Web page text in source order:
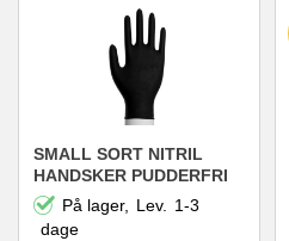
SMALL SORT NITRIL
HANDSKER PUDDERFRI
På lager, Lev. 1-3
dage